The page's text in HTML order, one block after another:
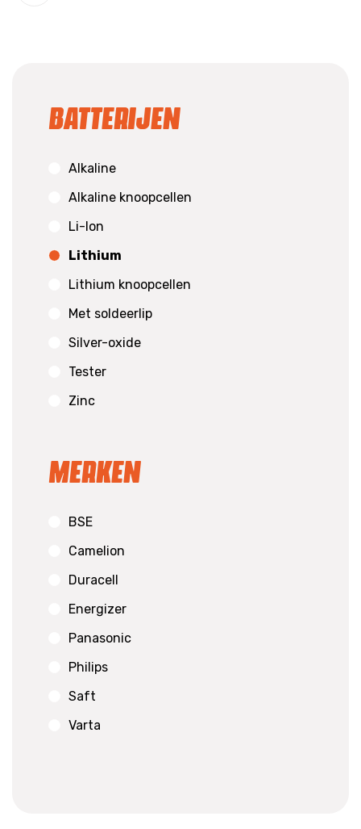
Batterijen
Alkaline
Alkaline knoopcellen
Li-Ion
Lithium
Lithium knoopcellen
Met soldeerlip
Silver-oxide
Tester
Zinc
Merken
BSE
Camelion
Duracell
Energizer
Panasonic
Philips
Saft
Varta